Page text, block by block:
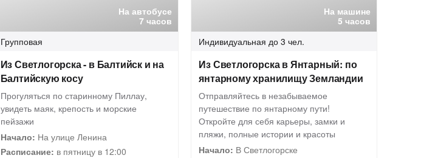
На автобусе
7 часов
Групповая
Из Светлогорска - в Балтийск и на
Балтийскую косу
Прогуляться по старинному Пиллау,
увидеть маяк, крепость и морские
пейзажи
Начало: На улице Ленина
Расписание: в пятницу в 12:00
На машине
5 часов
Индивидуальная до 3 чел.
Из Светлогорска в Янтарный: по
янтарному хранилищу Земландии
Отправляйтесь в незабываемое
путешествие по янтарному пути!
Откройте для себя карьеры, замки и
пляжи, полные истории и красоты
Начало: В Светлогорске